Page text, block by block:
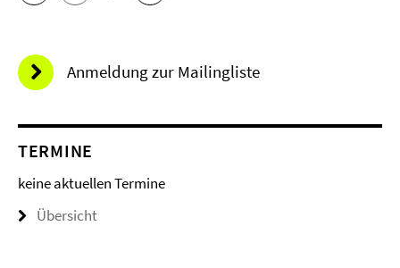
Anmeldung zur Mailingliste
TERMINE
keine aktuellen Termine
Übersicht